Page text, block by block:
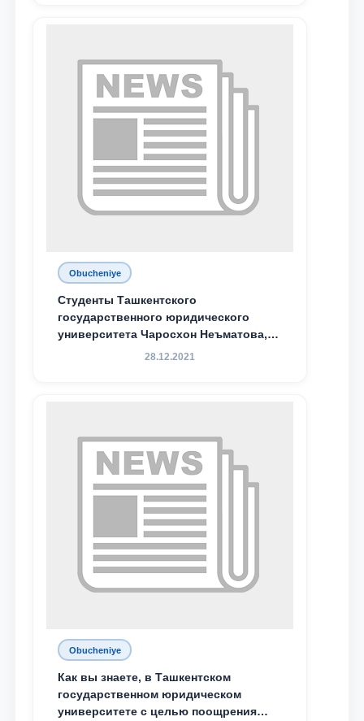
Obucheniye
Студенты Ташкентского
государственного юридического
университета Чаросхон Неъматова,
Севдо Хакимходжаева, Анбарой
специальной стипендии имени
Хадичи Сулеймановой.
28.12.2021
Obucheniye
Как вы знаете, в Ташкентском
государственном юридическом
университете с целью поощрения